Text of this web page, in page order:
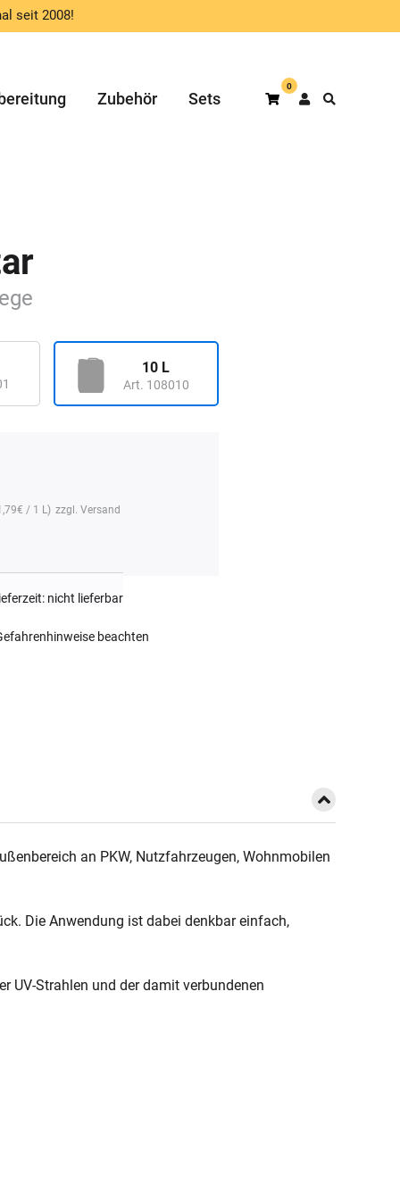
seit 2008!
Zubehör Sets Warenkorb
0
10 L
Art. 108010
€ / 1 L) zzgl. Versand
nicht lieferbar
beachten
an PKW, Nutzfahrzeugen, Wohnmobilen
Die Anwendung ist dabei denkbar einfach,
UV-Strahlen und der damit verbundenen